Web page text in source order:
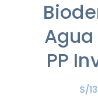
Agua
PP
S/